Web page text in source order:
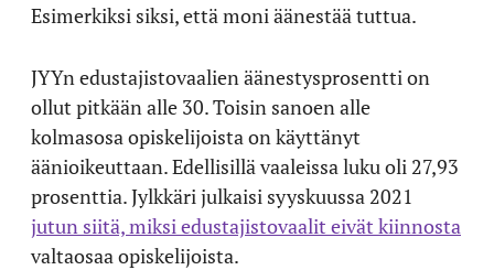
Esimerkiksi siksi, että moni äänestää tuttua.
JYYn edustajistovaalien äänestysprosentti on
ollut pitkään alle 30. Toisin sanoen alle
kolmasosa opiskelijoista on käyttänyt
äänioikeuttaan. Edellisillä vaaleissa luku oli 27,93
prosenttia. Jylkkäri julkaisi syyskuussa 2021
jutun siitä, miksi edustajistovaalit eivät kiinnosta
valtaosaa opiskelijoista.